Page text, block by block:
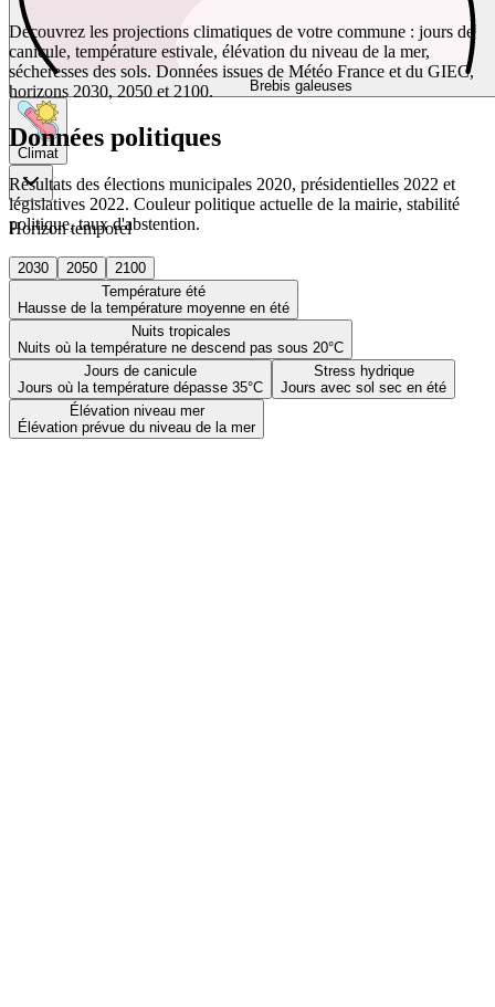
Brebis galeuses
Climat
Horizon temporel
2030 2050
2100
Température été
Hausse de la température moyenne en été
Nuits tropicales
Nuits où la température ne descend pas sous 20°C
Jours de canicule
Jours où la température dépasse 35°C
Stress hydrique
Jours avec sol sec en été
Élévation niveau mer
Élévation prévue du niveau de la mer
Découvrez les projections climatiques de votre commune : jours de
canicule, température estivale, élévation du niveau de la mer,
sécheresses des sols. Données issues de Météo France et du GIEC,
horizons 2030, 2050 et 2100.
Données politiques
Résultats des élections municipales 2020, présidentielles 2022 et
législatives 2022. Couleur politique actuelle de la mairie, stabilité
politique, taux d'abstention.